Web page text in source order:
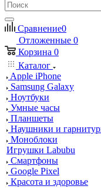
Сравнение0
Отложенные 0
Корзина 0
Каталог
Apple iPhone
Samsung Galaxy
Ноутбуки
Умные часы
Планшеты
Наушники и
Моноблоки
Игрушки Labubu
Смартфоны
Google Pixel
Красота и здоровье